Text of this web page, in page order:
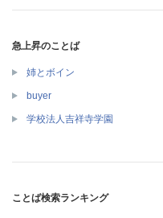
急上昇のことば
姉とボイン
buyer
学校法人吉祥寺学園
ことば検索ランキング